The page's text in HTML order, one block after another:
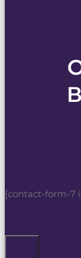
[contact-form-7